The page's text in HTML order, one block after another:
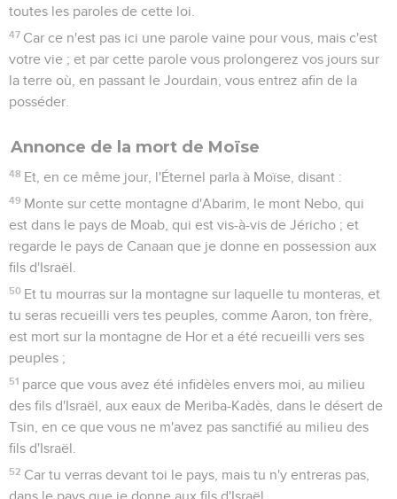
toutes les paroles de cette loi.
47 Car ce n'est pas ici une parole vaine pour vous, mais c'est
votre vie ; et par cette parole vous prolongerez vos jours sur
la terre où, en passant le Jourdain, vous entrez afin de la
posséder.
Annonce de la mort de Moïse
48 Et, en ce même jour, l'Éternel parla à Moïse, disant :
49 Monte sur cette montagne d'Abarim, le mont Nebo, qui
est dans le pays de Moab, qui est vis-à-vis de Jéricho ; et
regarde le pays de Canaan que je donne en possession aux
fils d'Israël.
50 Et tu mourras sur la montagne sur laquelle tu monteras, et
tu seras recueilli vers tes peuples, comme Aaron, ton frère,
est mort sur la montagne de Hor et a été recueilli vers ses
peuples ;
51 parce que vous avez été infidèles envers moi, au milieu
des fils d'Israël, aux eaux de Meriba-Kadès, dans le désert de
Tsin, en ce que vous ne m'avez pas sanctifié au milieu des
fils d'Israël.
52 Car tu verras devant toi le pays, mais tu n'y entreras pas,
dans le pays que je donne aux fils d'Israël.